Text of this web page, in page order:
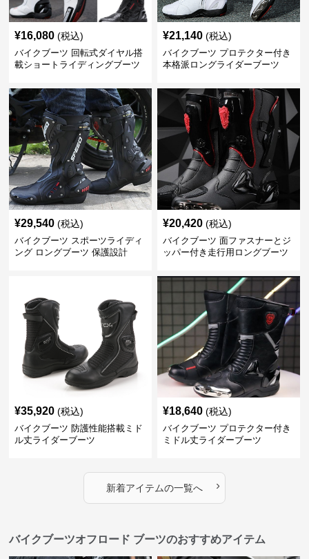
¥16,080 (税込)
バイクブーツ 回転式ダイヤル搭
載ショートライディングブーツ
¥21,140 (税込)
バイクブーツ プロテクター付き
本格派ロングライダーブーツ
¥29,540 (税込)
バイクブーツ スポーツライディ
ング ロングブーツ 保護設計
¥20,420 (税込)
バイクブーツ 面ファスナーとジ
ッパー付き走行用ロングブーツ
¥35,920 (税込)
バイクブーツ 防護性能搭載ミド
ル丈ライダーブーツ
¥18,640 (税込)
バイクブーツ プロテクター付き
ミドル丈ライダーブーツ
新着アイテムの一覧へ ›
バイクブーツオフロード ブーツのおすすめアイテム